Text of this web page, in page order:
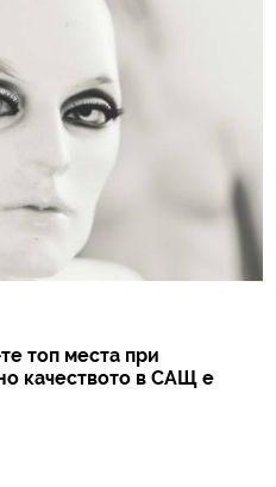
топ места при
качеството в САЩ е